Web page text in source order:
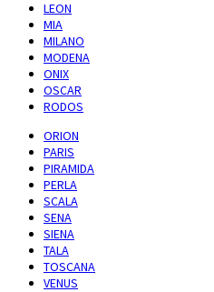
LEON
MIA
MILANO
MODENA
ONIX
OSCAR
RODOS
ORION
PARIS
PIRAMIDA
PERLA
SCALA
SENA
SIENA
TALA
TOSCANA
VENUS